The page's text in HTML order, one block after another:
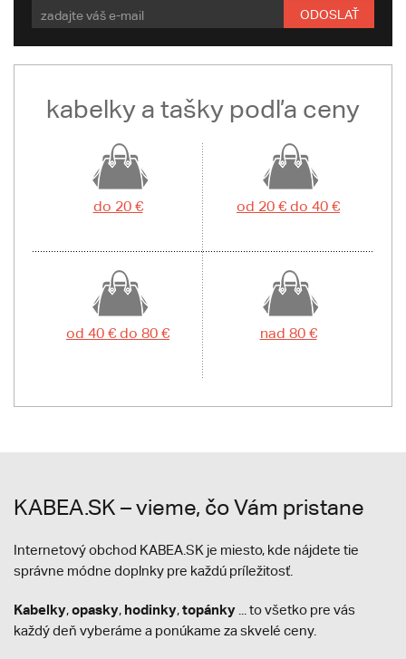
ODOSLAŤ
kabelky a tašky podľa ceny
do 20 € od 20 € do 40 €
od 40 € do 80 € nad 80 €
KABEA.SK – vieme, čo Vám pristane
Internetový obchod KABEA.SK je miesto, kde nájdete tie
správne módne doplnky pre každú príležitosť.
Kabelky,opasky, hodinky,topánky ... to všetko pre vás
každý deň vyberáme a ponúkame za skvelé ceny.